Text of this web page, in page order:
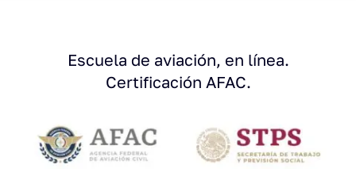
Escuela de aviación, en línea.
Certificación AFAC.